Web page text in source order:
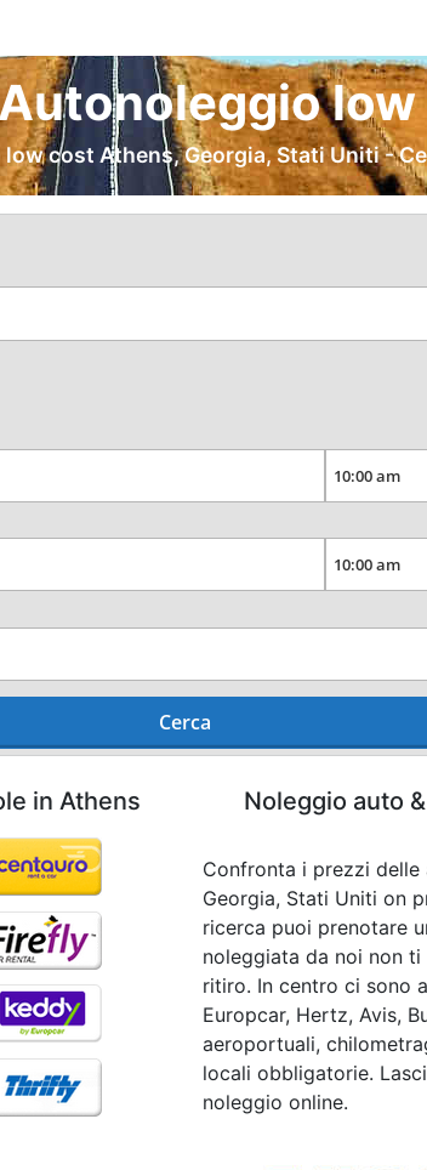
cost Athens, Georgia, Stati Uniti -
Cerca
in Athens
Noleggio auto
Confronta i prezzi
Georgia, Stati Uniti on
ricerca puoi prenotare
noleggiata da noi non ti
ritiro. In centro ci sono
Europcar, Hertz, Avis,
aeroportuali,
locali obbligatorie.
noleggio online.